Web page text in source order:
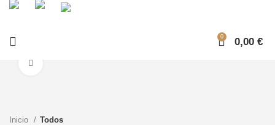
0 0,00 €
Inicio Todos